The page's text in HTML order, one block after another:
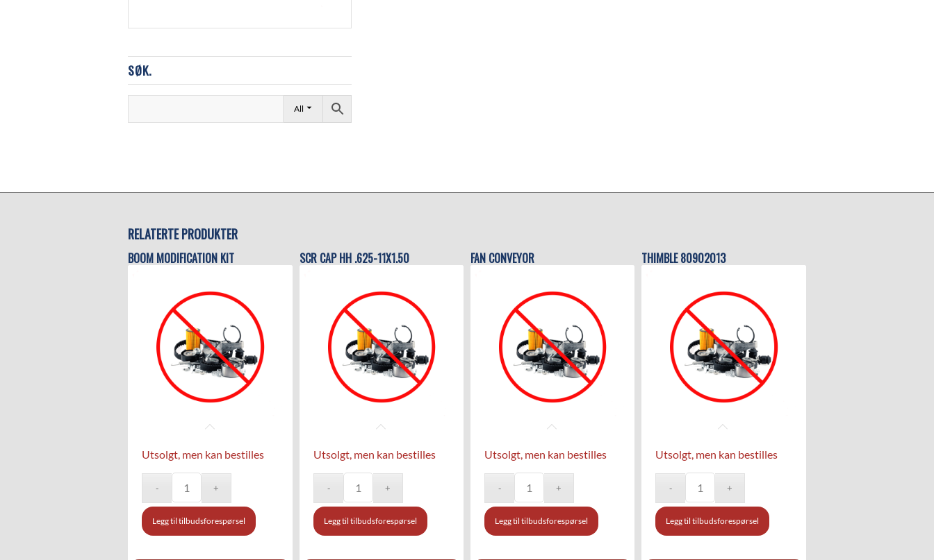
SØK.
All
RELATERTE PRODUKTER
BOOM MODIFICATION KIT
Utsolgt, men kan bestilles
Legg til tilbudsforespørsel
SCR CAP HH .625-11X1.50
Utsolgt, men kan bestilles
Legg til tilbudsforespørsel
FAN CONVEYOR
Utsolgt, men kan bestilles
Legg til tilbudsforespørsel
THIMBLE 80902013
Utsolgt, men kan bestilles
Legg til tilbudsforespørsel